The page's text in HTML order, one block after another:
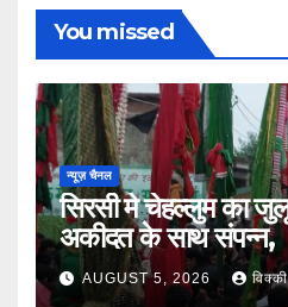
You missed
न्यूज़ चैनल
सिरसी मे चेहल्लुम का
अकीदत के साथ संपन्न,
AUGUST 5, 2026